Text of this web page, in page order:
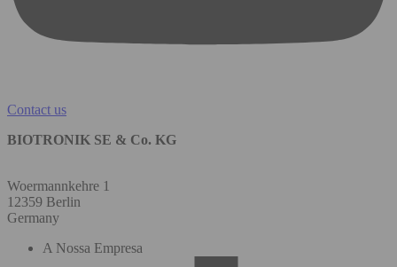
Contact us
BIOTRONIK SE & Co. KG
Woermannkehre 1
12359 Berlin
Germany
A Nossa Empresa